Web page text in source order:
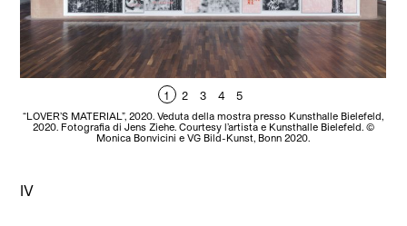
1 2 3 4 5
“LOVER’S MATERIAL”, 2020. Veduta della mostra presso Kunsthalle Bielefeld,
2020. Fotografia di Jens Ziehe. Courtesy l’artista e Kunsthalle Bielefeld. ©
Monica Bonvicini e VG Bild-Kunst, Bonn 2020.
IV